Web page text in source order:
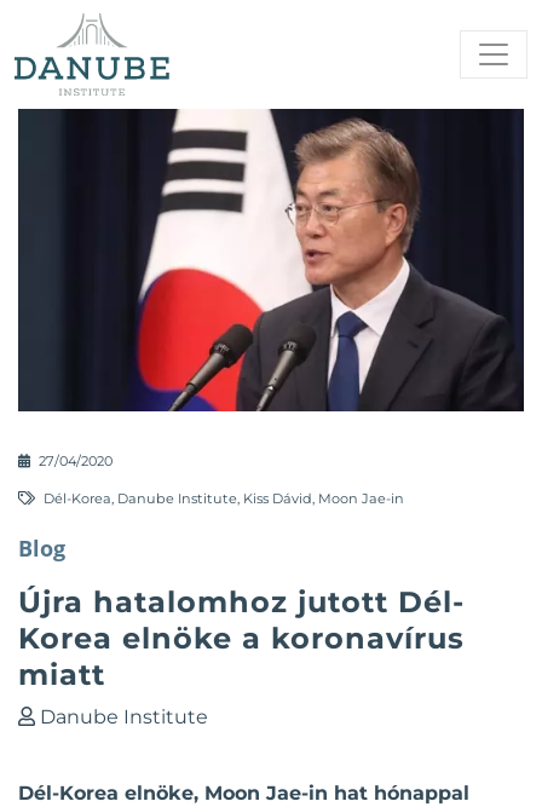
27/04/2020
Dél-Korea, Danube Institute, Kiss Dávid, Moon Jae-in
Blog
Újra hatalomhoz jutott Dél-
Korea elnöke a koronavírus
miatt
Danube Institute
Dél-Korea elnöke, Moon Jae-in hat hónappal